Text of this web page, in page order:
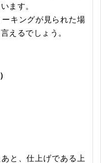
ます。
キングが見られた場
えるでしょう。
と、仕上げである上